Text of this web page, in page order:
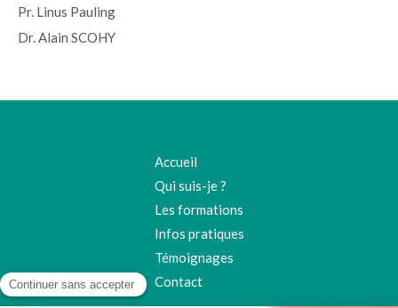
Pr. Linus Pauling
Dr. Alain SCOHY
Accueil
Qui suis-je ?
Les formations
Infos pratiques
Témoignages
Contact